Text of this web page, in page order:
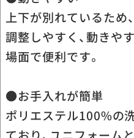
上下が別れているため
調整しやすく、動きや
場面で便利です。
●お手入れが簡単
ポリエステル100%の